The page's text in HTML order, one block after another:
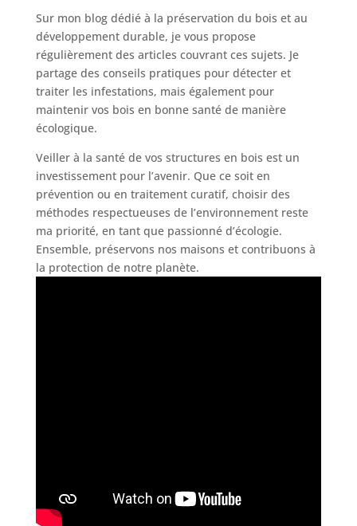
Sur mon blog dédié à la préservation du bois et au
développement durable, je vous propose
régulièrement des articles couvrant ces sujets. Je
partage des conseils pratiques pour détecter et
traiter les infestations, mais également pour
maintenir vos bois en bonne santé de manière
écologique.
Veiller à la santé de vos structures en bois est un
investissement pour l’avenir. Que ce soit en
prévention ou en traitement curatif, choisir des
méthodes respectueuses de l’environnement reste
ma priorité, en tant que passionné d’écologie.
Ensemble, préservons nos maisons et contribuons à
la protection de notre planète.